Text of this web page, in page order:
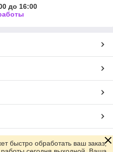
до 16:00
быстро обработать ваш заказ,